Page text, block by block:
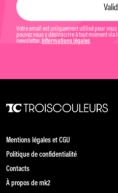
Votre email est uniquement utilisé pour
pouvez vous y désinscrire à tout moment via
newsletter. Informations légales
Mentions légales et CGU
Politique de confidentialité
Contacts
À propos de mk2